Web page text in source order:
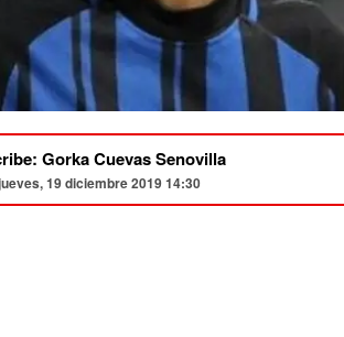
Gorka Cuevas Senovilla
19 diciembre 2019 14:30